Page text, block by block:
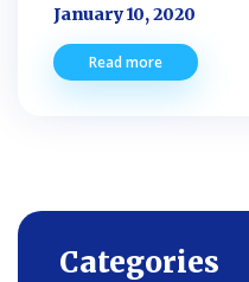
January 10, 2020
Read more
Categories